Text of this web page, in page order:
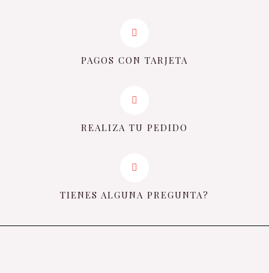
PAGOS CON TARJETA
REALIZA TU PEDIDO
TIENES ALGUNA PREGUNTA?